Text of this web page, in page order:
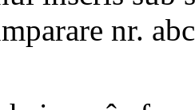
nr.